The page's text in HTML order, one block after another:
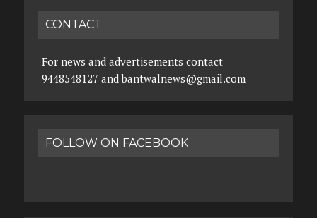
CONTACT
For news and advertisements contact
9448548127 and bantwalnews@gmail.com
FOLLOW ON FACEBOOK